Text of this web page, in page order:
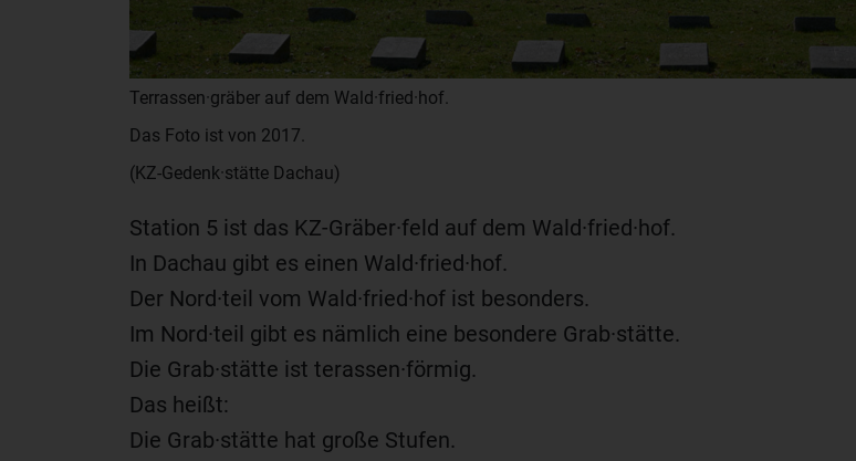
Terrassen·gräber auf dem Wald·fried·hof.
Das Foto ist von 2017.
(KZ-Gedenk·stätte Dachau)
Station 5 ist das KZ-Gräber·feld auf dem Wald·fried·hof.
In Dachau gibt es einen Wald·fried·hof.
Der Nord·teil vom Wald·fried·hof ist besonders.
Im Nord·teil gibt es nämlich eine besondere Grab·stätte.
Die Grab·stätte ist terassen·förmig.
Das heißt:
Die Grab·stätte hat große Stufen.